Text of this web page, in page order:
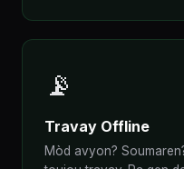
📡
Travay Offline
Mòd avyon?